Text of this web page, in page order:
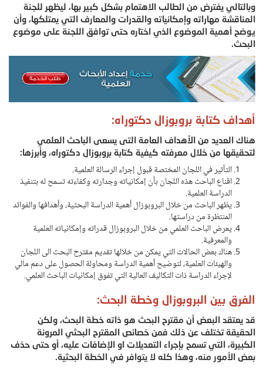
وبالتالي يفترض من الطالب الاهتمام بشكل كبير بها، ليظهر للجنة
المناقشة مهاراته وإمكانياته والقدرات والمعارف التي يمتلكها، وأن
يوضح أهمية الموضوع الذي اختاره حتى توافق اللجنة على موضوع
البحث.
أهداف كتابة بروبوزال دكتوراه:
هناك العديد من الأهداف العامة التى يسعى الباحث العلمي
لتحقيقها من خلال معرفته كيفية كتابة بروبوزال دكتوراه، وأبرزها:
التأثير في اللجان المختصة قبول إجراء الرسالة العلمية.
اقناع الباحث هذه اللجان بأن إمكانياته وجدارته وكفاءته تسمح له بتنفيذ
الدراسة العلمية.
يظهر الباحث من خلال البروبوزال أهمية الدراسة البحثية، وأهدافها والفوائد
المنتظرة من دراستها.
يعرض الباحث العلمي من خلال البروبوزال قدراته وإمكانياته العلمية
والمعرفية.
هناك بعض الحالات التي يمكن من خلالها تقديم مقترح البحث الى اللجان
والهيئات العلمية، لتوضيح أهمية الدراسة ومحاولة الحصول على دعم مالي
لإجراء الدراسة ذات التكاليف العالية التي تفوق إمكانيات الباحث العلمي.
الفرق بين البروبوزال وخطة البحث:
قد يعتقد البعض أن مقترح البحث هو ذاته خطة البحث، ولكن
الحقيقة تختلف عن ذلك فمن خصائص المقترح البحثي المرونة
الكبيرة، التي تسمح بإجراء التعديلات او الإضافات عليه، أو حتى حذف
بعض الأمور منه، وهذا كله لا يتوافر في الخطة البحثية.